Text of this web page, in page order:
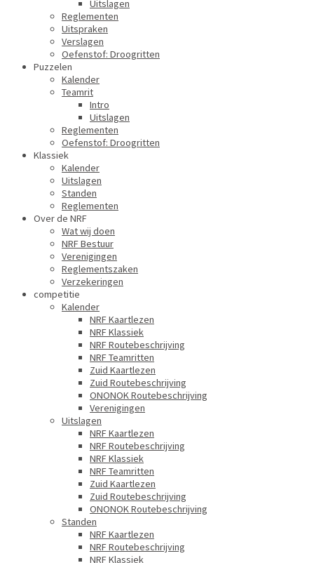
Uitslagen
Reglementen
Uitspraken
Verslagen
Oefenstof: Droogritten
Puzzelen
Kalender
Teamrit
Intro
Uitslagen
Reglementen
Oefenstof: Droogritten
Klassiek
Kalender
Uitslagen
Standen
Reglementen
Over de NRF
Wat wij doen
NRF Bestuur
Verenigingen
Reglementszaken
Verzekeringen
competitie
Kalender
NRF Kaartlezen
NRF Klassiek
NRF Routebeschrijving
NRF Teamritten
Zuid Kaartlezen
Zuid Routebeschrijving
ONONOK Routebeschrijving
Verenigingen
Uitslagen
NRF Kaartlezen
NRF Routebeschrijving
NRF Klassiek
NRF Teamritten
Zuid Kaartlezen
Zuid Routebeschrijving
ONONOK Routebeschrijving
Standen
NRF Kaartlezen
NRF Routebeschrijving
NRF Klassiek